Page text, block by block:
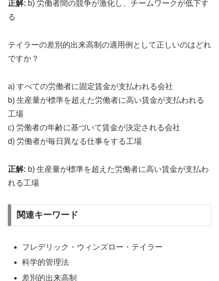
正解: b) 労働者間の競争が激化し、チームワークが低下す
る
テイラーの差別的出来高制の適用例として正しいのはどれ
ですか？
a) すべての労働者に固定賃金が支払われる会社
b) 生産量が標準を超えた労働者に高い賃金が支払われる
工場
c) 労働者の年齢に基づいて賃金が決定される会社
d) 労働者が毎日異なる仕事をする工場
正解: b) 生産量が標準を超えた労働者に高い賃金が支払わ
れる工場
関連キーワード
フレデリック・ウィンズロー・テイラー
科学的管理法
差別的出来高制